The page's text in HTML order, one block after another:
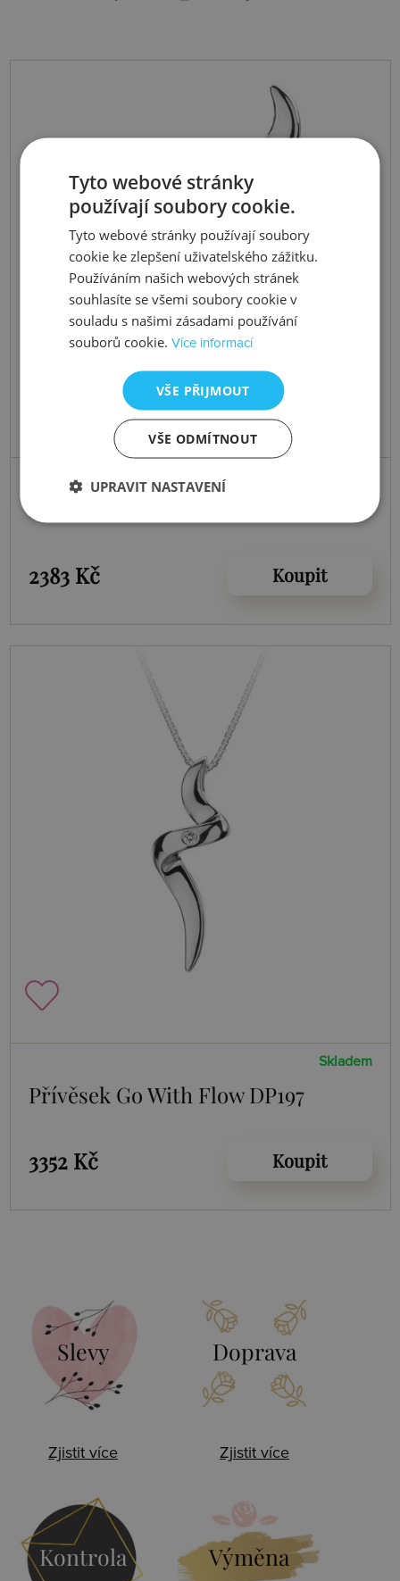
Náušnice Go with Flow Spiral
2383 Kč Koupit
Skladem
Přívěsek Go With Flow DP197
3352 Kč Koupit
Slevy
Zjistit více
Doprava
Zjistit více
Kontrola Výměna
Tyto webové stránky
používají soubory cookie.
Tyto webové stránky používají soubory
cookie ke zlepšení uživatelského zážitku.
Používáním našich webových stránek
souhlasíte se všemi soubory cookie v
souladu s našimi zásadami používání
souborů cookie.Více informací
VŠE PŘIJMOUT
VŠE ODMÍTNOUT
UPRAVIT NASTAVENÍ